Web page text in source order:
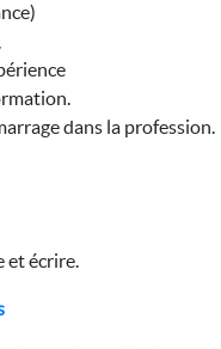
dans la profession.
et écrire.